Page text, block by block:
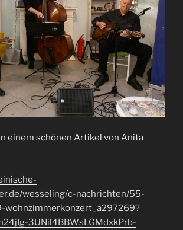
einem schönen Artikel von Anita
wesseling/c-nachrichten/55-
wohnzimmerkonzert_a297269?
3UNil4BBWsLGMdxkPrb-